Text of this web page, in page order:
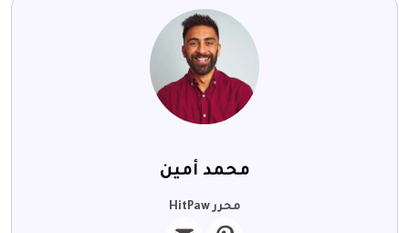
محمد أمين
محرر HitPaw